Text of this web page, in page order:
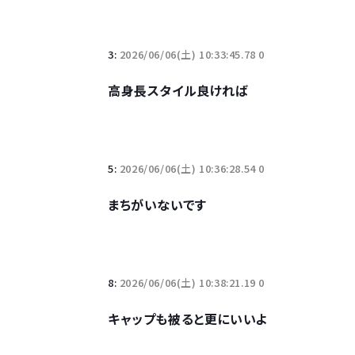
3: 2026/06/06(土) 10:33:45.78 0
高身長スタイル良ければ
5: 2026/06/06(土) 10:36:28.54 0
まちがいないです
8: 2026/06/06(土) 10:38:21.19 0
キャップも被ると更にいいよ